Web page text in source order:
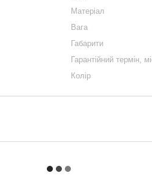
Матеріал
Вага
Габарити
Гарантійний термін,
Колір